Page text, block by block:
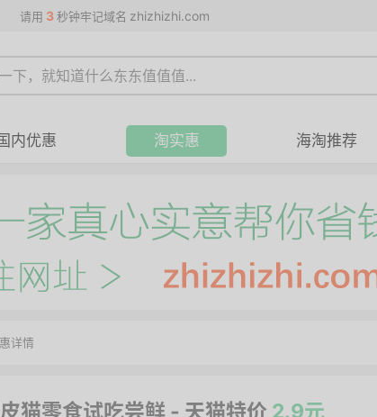
请用 3 秒钟牢记域名 zhizhizhi.com
内优惠 淘实惠 海淘推荐
详情
猫零食试吃尝鲜 - 天猫特价 2.9元